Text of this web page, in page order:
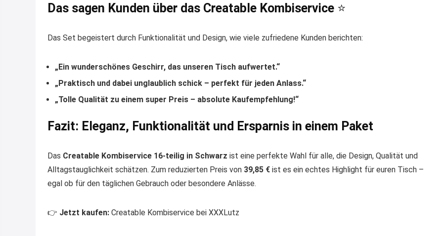
Das sagen Kunden über das Creatable Kombiservice ⭐
Das Set begeistert durch Funktionalität und Design, wie viele zufriedene Kunden berichten:
„Ein wunderschönes Geschirr, das unseren Tisch aufwertet.“
„Praktisch und dabei unglaublich schick – perfekt für jeden Anlass.“
„Tolle Qualität zu einem super Preis – absolute Kaufempfehlung!“
Fazit: Eleganz, Funktionalität und Ersparnis in einem Paket
Das Creatable Kombiservice 16-teilig in Schwarz ist eine perfekte Wahl für alle, die Design, Qualität und
Alltagstauglichkeit schätzen. Zum reduzierten Preis von 39,85 € ist es ein echtes Highlight für euren Tisch –
egal ob für den täglichen Gebrauch oder besondere Anlässe.
👉 Jetzt kaufen: Creatable Kombiservice bei XXXLutz